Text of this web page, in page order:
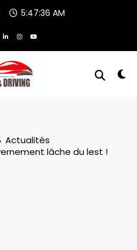
5:47:37 AM
Actualités
lâche du lest !